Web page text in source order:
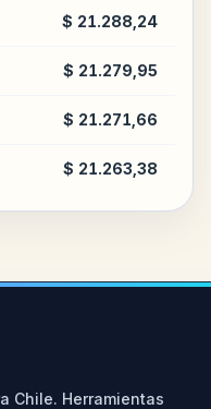
$ 21.288,24
$ 21.279,95
$ 21.271,66
$ 21.263,38
Chile. Herramientas